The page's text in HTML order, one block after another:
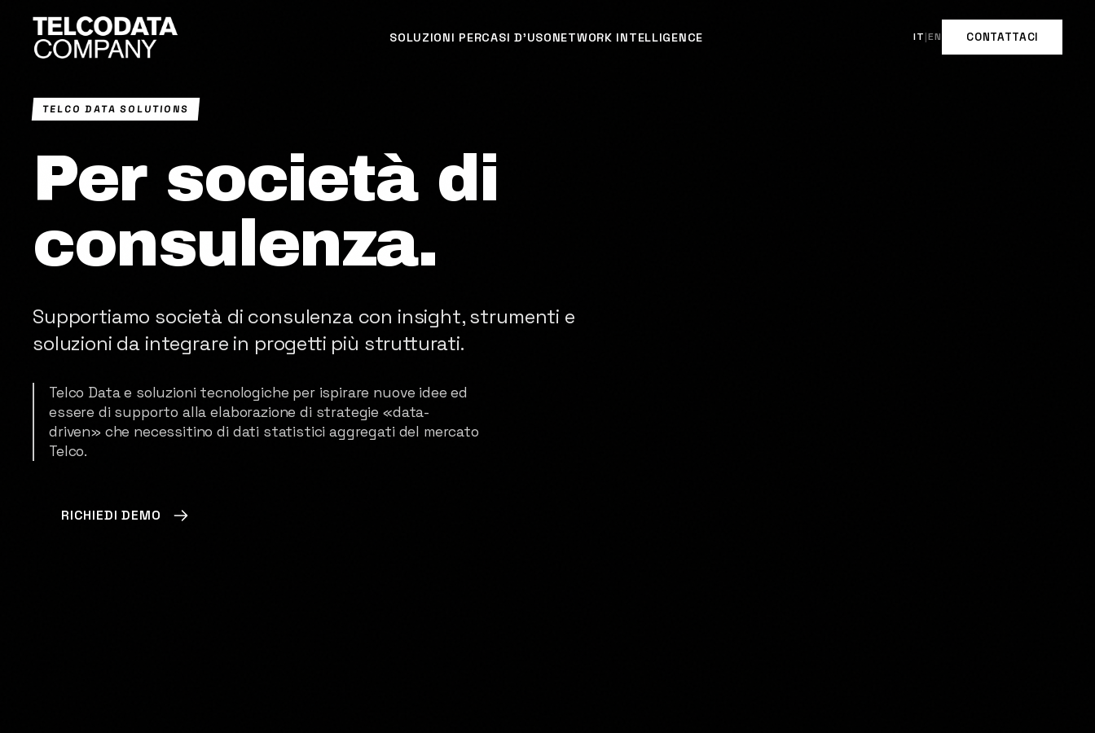
SOLUZIONI PERCASI D'USONETWORK INTELLIGENCE IT|EN CONTATTACI
TELCO DATA SOLUTIONS
Per società di
consulenza.
Supportiamo società di consulenza con insight, strumenti e
soluzioni da integrare in progetti più strutturati.
Telco Data e soluzioni tecnologiche per ispirare nuove idee ed
essere di supporto alla elaborazione di strategie «data-
driven» che necessitino di dati statistici aggregati del mercato
Telco.
RICHIEDI DEMO